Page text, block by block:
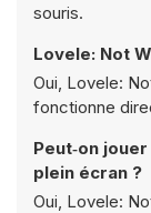
souris.
Lovele: Not
Oui, Lovele:
fonctionne
Peut‑on
plein écran ?
Oui, Lovele: